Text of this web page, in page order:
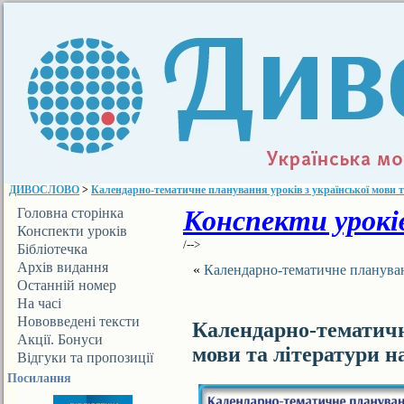
ДИВОСЛОВО > Календарно-тематичне планування уроків з української мови
Головна сторінка
Конспекти уроків
Бібліотечка
ДИВОСЛОВА
Архів видання
Останній номер
На часі
Нововведені тексти
Акції. Бонуси
Відгуки та пропозиції
Посилання
Конспекти
/-->
« Календарно-тематичне
Календарно-
мови та літератури